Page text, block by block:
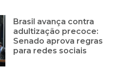
Brasil avança contra
adultização precoce:
Senado aprova regras
para redes sociais